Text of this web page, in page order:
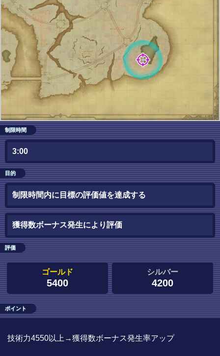
制限時間
3:00
目的
制限時間内に目標の評価値を達成する
獲得数ボーナス発生により評価
評価
ゴールド
5400
シルバー
4200
ポイント
技術力4550以上→獲得数ボーナス発生率アップ